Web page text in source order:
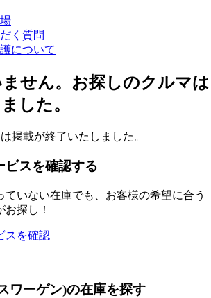
く質問
について
せん。お探しのクルマは
した。
掲載が終了いたしました。
ビスを確認する
ていない在庫でも、お客様の希望に合う
探し！
スを確認
ワーゲン)の在庫を探す